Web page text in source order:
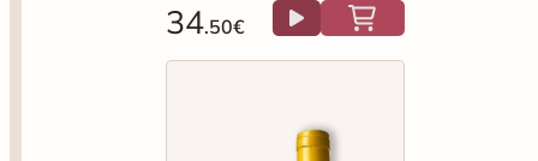
34.50€